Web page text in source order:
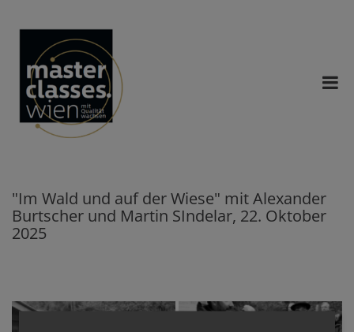
"Im Wald und auf der Wiese" mit Alexander
Burtscher und Martin SIndelar, 22. Oktober
2025